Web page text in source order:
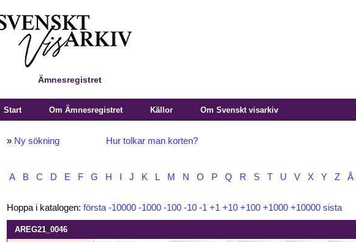
Ämnesregistret
Start Om Ämnesregistret Källor Om Svenskt visarkiv
» Ny sökning Hur tolkar man korten?
A B C D E F G H J K L M N O P Q R S T U V X Y Z Å
Hoppa i katalogen: första -10000 -1000 -100 -10 -1 +1 +10 +100 +1000 +10000 sista
AREG21_0046